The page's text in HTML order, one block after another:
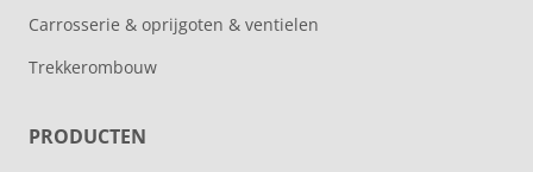
Carrosserie & oprijgoten & ventielen
Trekkerombouw
PRODUCTEN